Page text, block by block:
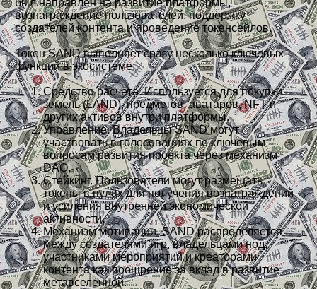
вознаграждение пользователей, поддержку
создателей контента и проведение токенсейлов.
Токен SAND выполняет сразу несколько ключевых
функций в экосистеме:
Средство расчёта. Используется для покупки
земель (LAND), предметов, аватаров, NFT и
других активов внутри платформы.
Управление. Владельцы SAND могут
участвовать в голосованиях по ключевым
вопросам развития проекта через механизм
DAO.
Стейкинг. Пользователи могут размещать
токены в пулах для получения вознаграждений
и усиления внутренней экономической
активности.
Механизм мотивации. SAND распределяется
между создателями игр, владельцами нод,
участниками мероприятий и креаторами
контента как поощрение за вклад в развитие
метавселенной.